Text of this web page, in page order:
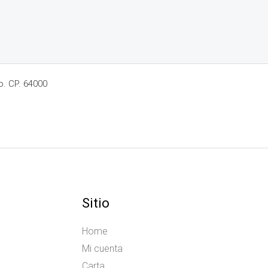
CP. 64000
Sitio
Home
Mi cuenta
Carta